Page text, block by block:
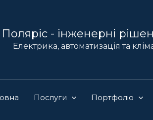
Поляріс - інженерні
Електрика, автоматизація та
Послуги Портфоліо